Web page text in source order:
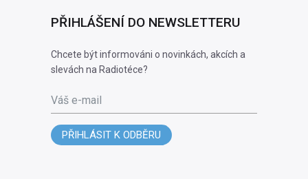
PŘIHLÁŠENÍ DO NEWSLETTERU
Chcete být informováni o novinkách, akcích a
slevách na Radiotéce?
Váš e-mail
PŘIHLÁSIT K ODBĚRU